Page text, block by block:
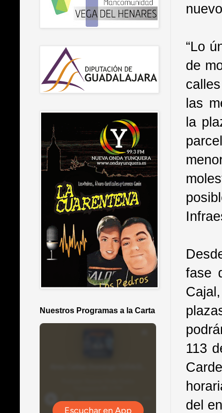
“Lo
de
las
la
fase
113
del
Nuestros Programas a la Carta